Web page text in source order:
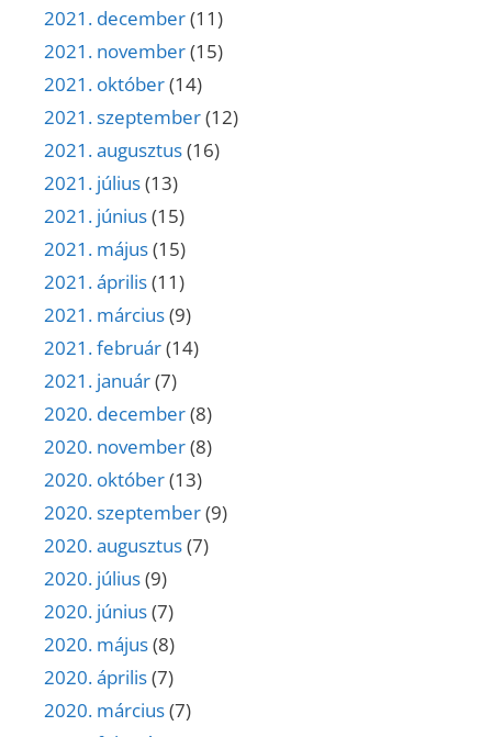
2021. december(11)
2021. november(15)
2021. október(14)
2021. szeptember(12)
2021. augusztus(16)
2021. július(13)
2021. június(15)
2021. május(15)
2021. április(11)
2021. március(9)
2021. február(14)
2021. január(7)
2020. december(8)
2020. november(8)
2020. október(13)
2020. szeptember(9)
2020. augusztus(7)
2020. július(9)
2020. június(7)
2020. május(8)
2020. április(7)
2020. március(7)